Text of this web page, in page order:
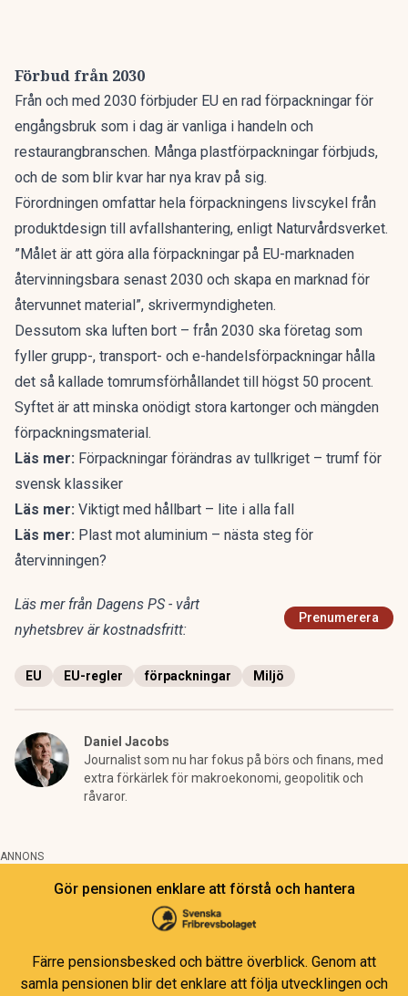
Förbud från 2030
Från och med 2030 förbjuder EU en rad förpackningar för
engångsbruk som i dag är vanliga i handeln och
restaurangbranschen. Många plastförpackningar förbjuds,
och de som blir kvar har nya krav på sig.
Förordningen omfattar hela förpackningens livscykel från
produktdesign till avfallshantering, enligt Naturvårdsverket.
”Målet är att göra alla förpackningar på EU-marknaden
återvinningsbara senast 2030 och skapa en marknad för
återvunnet material”, skrivermyndigheten.
Dessutom ska luften bort – från 2030 ska företag som
fyller grupp-, transport- och e-handelsförpackningar hålla
det så kallade tomrumsförhållandet till högst 50 procent.
Syftet är att minska onödigt stora kartonger och mängden
förpackningsmaterial.
Läs mer: Förpackningar förändras av tullkriget – trumf för
svensk klassiker
Läs mer: Viktigt med hållbart – lite i alla fall
Läs mer: Plast mot aluminium – nästa steg för
återvinningen?
Läs mer från Dagens PS - vårt
nyhetsbrev är kostnadsfritt:
Prenumerera
EU EU-regler förpackningar Miljö
Daniel Jacobs
Journalist som nu har fokus på börs och finans, med
extra förkärlek för makroekonomi, geopolitik och
råvaror.
ANNONS
Gör pensionen enklare att förstå och hantera
Färre pensionsbesked och bättre överblick. Genom att
samla pensionen blir det enklare att följa utvecklingen och